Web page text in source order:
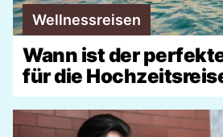
Wellnessreisen
Wann ist der
für die